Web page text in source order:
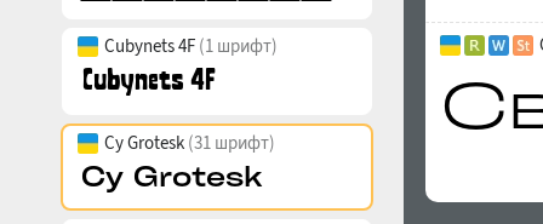
Cubynets 4F (1 шрифт)
Cy Grotesk (31 шрифт)